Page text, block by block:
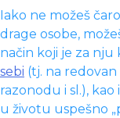
Iako ne možeš
drage osobe,
način koji je za nju
sebi (tj. na
razonodu i sl.),
u životu uspešno